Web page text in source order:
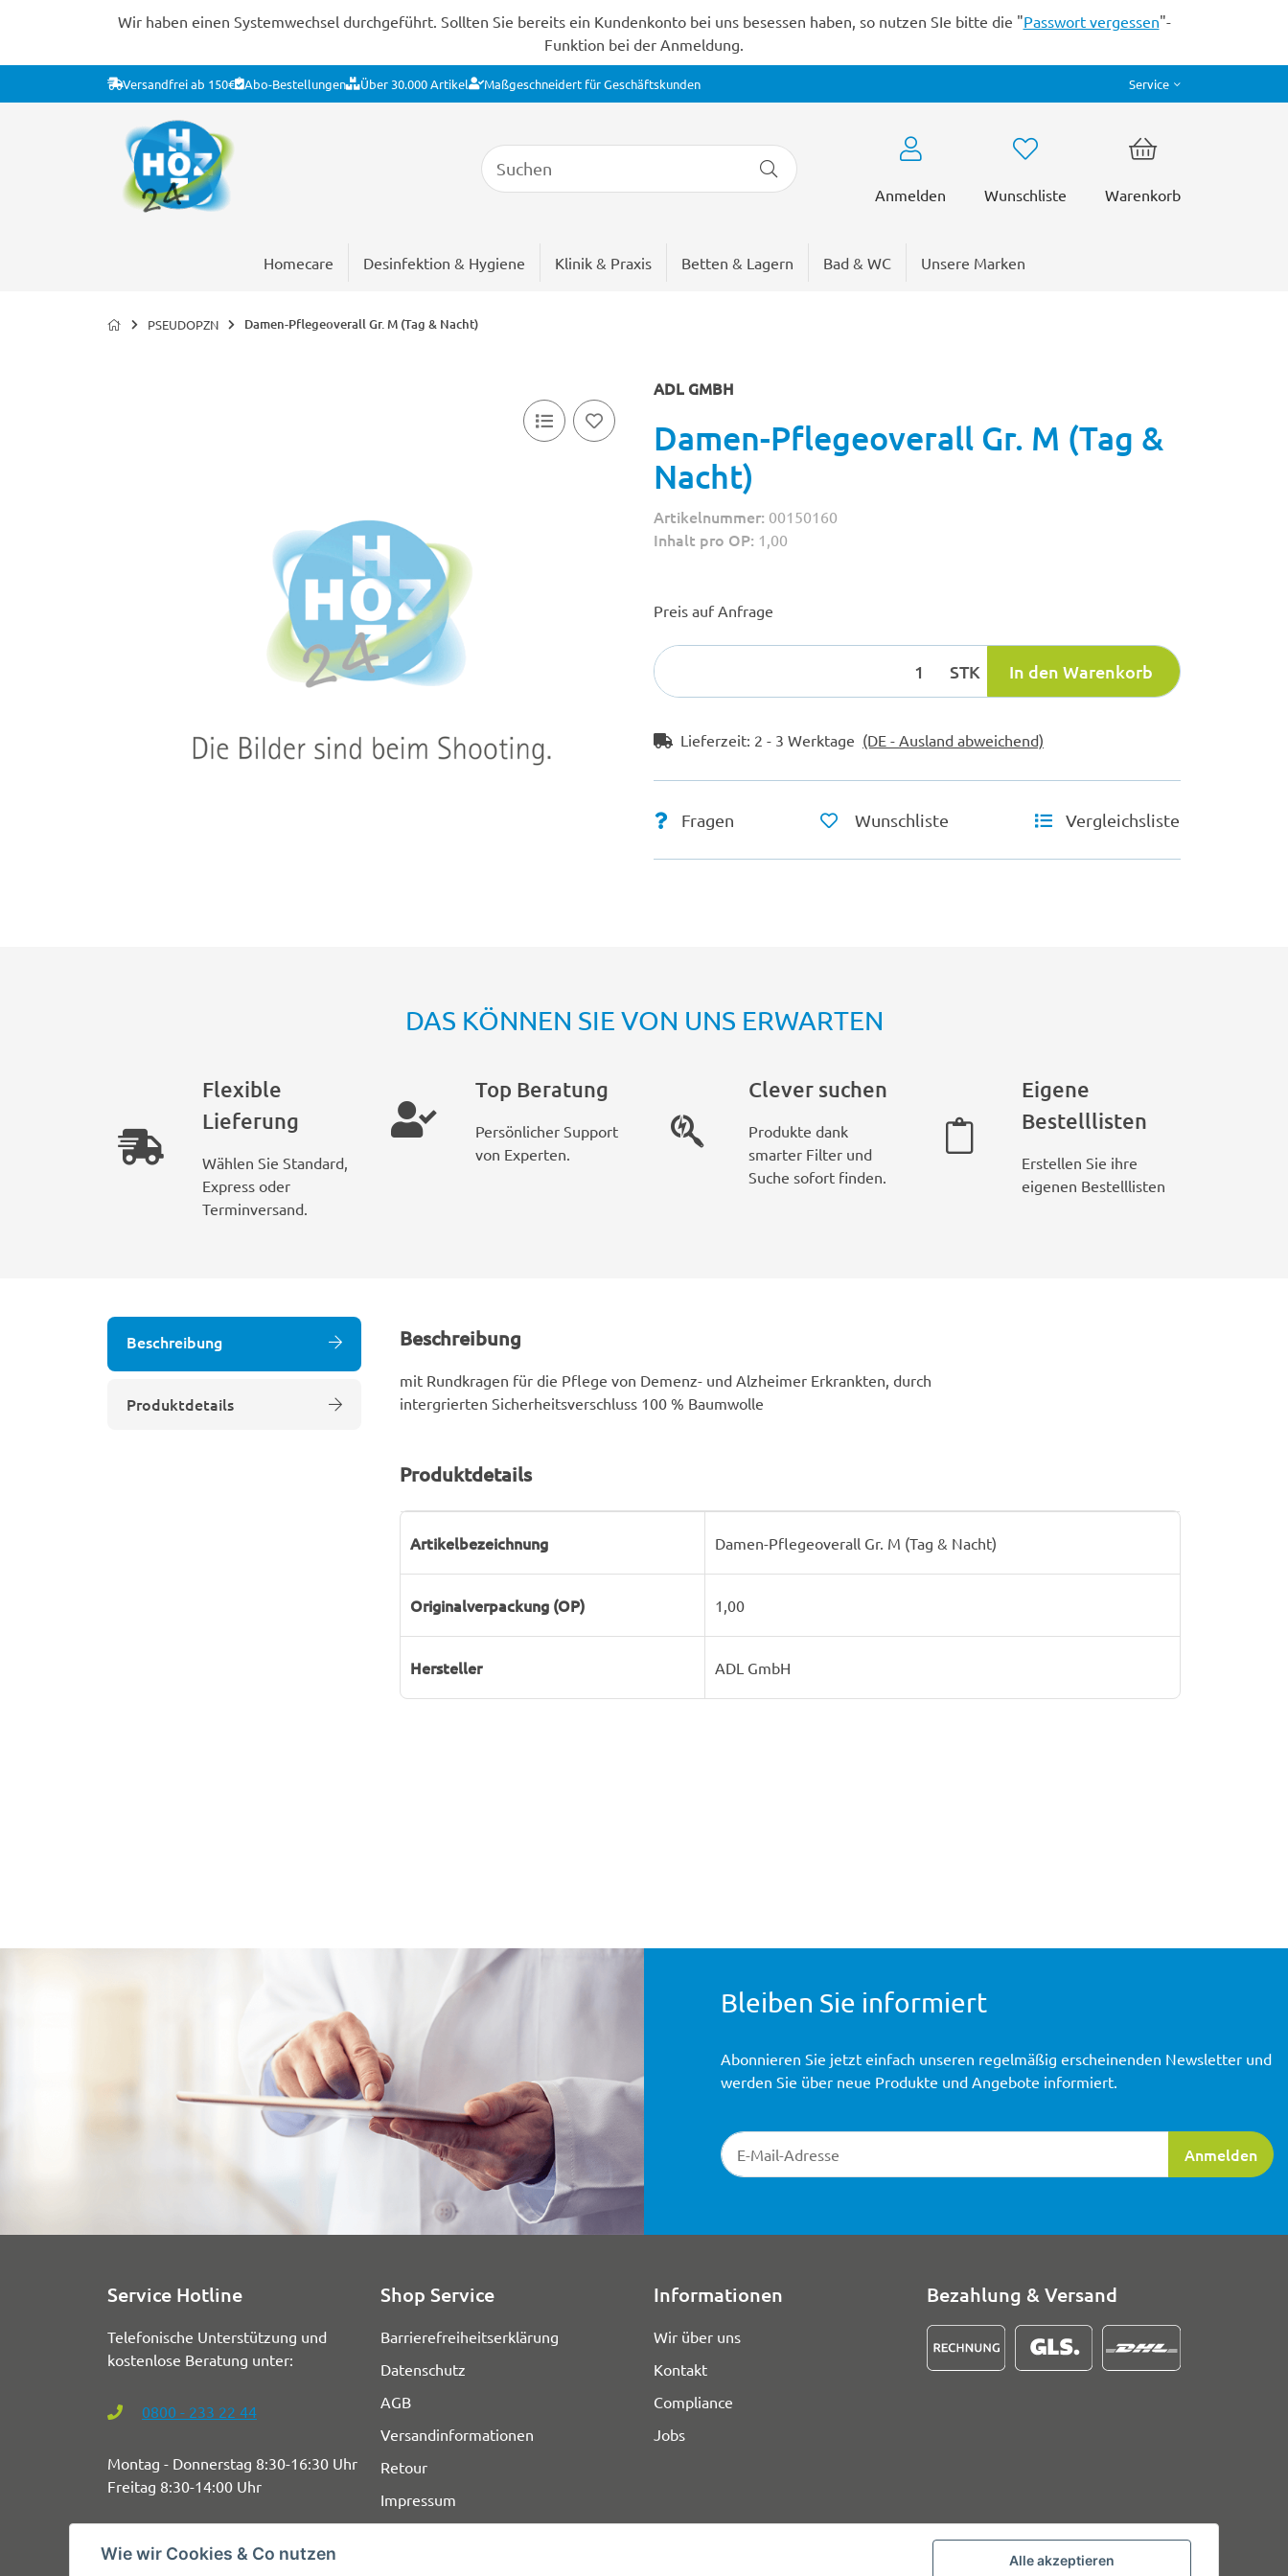
Alle akzeptieren
Wie wir Cookies & Co nutzen
Wir haben einen Systemwechsel durchgeführt. Sollten Sie bereits ein Kundenkonto bei uns besessen haben, so nutzen SIe bitte die "Passwort vergessen"-
Funktion bei der Anmeldung.
Versandfrei ab 150€ Abo-Bestellungen Über 30.000 Artikel Maßgeschneidert für Geschäftskunden Service
Anmelden Wunschliste Warenkorb
Homecare Desinfektion & Hygiene Klinik & Praxis Betten & Lagern Bad & WC Unsere Marken
PSEUDOPZN Damen-Pflegeoverall Gr. M (Tag & Nacht)
ADL GMBH
Damen-Pflegeoverall Gr. M (Tag &
Nacht)
Artikelnummer: 00150160
Inhalt pro OP: 1,00
Preis auf Anfrage
STK In den Warenkorb
Lieferzeit: 2 - 3 Werktage (DE - Ausland abweichend)
Fragen Wunschliste Vergleichsliste
DAS KÖNNEN SIE VON UNS ERWARTEN
Flexible
Lieferung
Wählen Sie Standard,
Express oder
Terminversand.
Top Beratung
Persönlicher Support
von Experten.
Clever suchen
Produkte dank
smarter Filter und
Suche sofort finden.
Eigene
Bestelllisten
Erstellen Sie ihre
eigenen Bestelllisten
Beschreibung
Produktdetails
Beschreibung
mit Rundkragen für die Pflege von Demenz- und Alzheimer Erkrankten, durch
intergrierten Sicherheitsverschluss 100 % Baumwolle
Produktdetails
Artikelbezeichnung Damen-Pflegeoverall Gr. M (Tag & Nacht)
Originalverpackung (OP) 1,00
Hersteller ADL GmbH
Bleiben Sie informiert
Newsletter-Registrierung
Anmelden
Abonnieren Sie jetzt einfach unseren regelmäßig erscheinenden Newsletter und
werden Sie über neue Produkte und Angebote informiert.
Service Hotline
Telefonische Unterstützung und
kostenlose Beratung unter:
0800 - 233 22 44
Montag - Donnerstag 8:30-16:30 Uhr
Freitag 8:30-14:00 Uhr
Shop Service
Barrierefreiheitserklärung
Datenschutz
AGB
Versandinformationen
Retour
Impressum
Informationen
Wir über uns
Kontakt
Compliance
Jobs
Bezahlung & Versand